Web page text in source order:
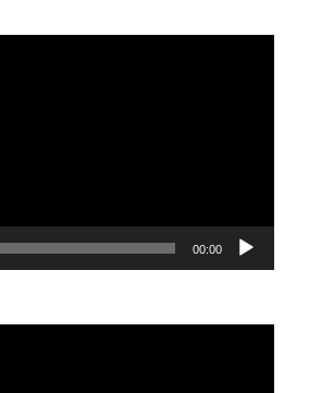
00:00